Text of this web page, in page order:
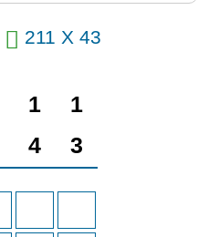
211 X 43
1 1
4 3